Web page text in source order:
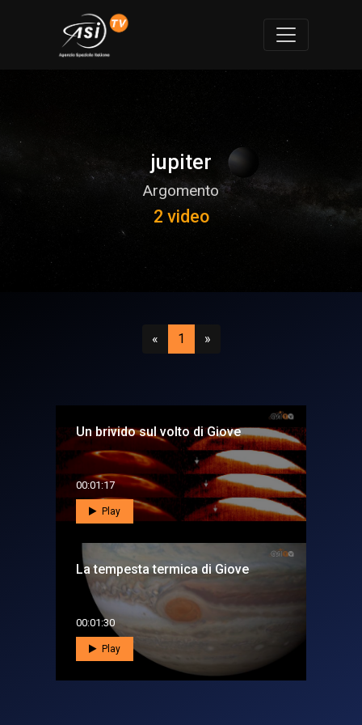
jupiter
Argomento
2 video
«Precedente
1 (attuale)
»Successivo
Un brivido sul volto di Giove
00:01:17
Play
La tempesta termica di Giove
00:01:30
Play